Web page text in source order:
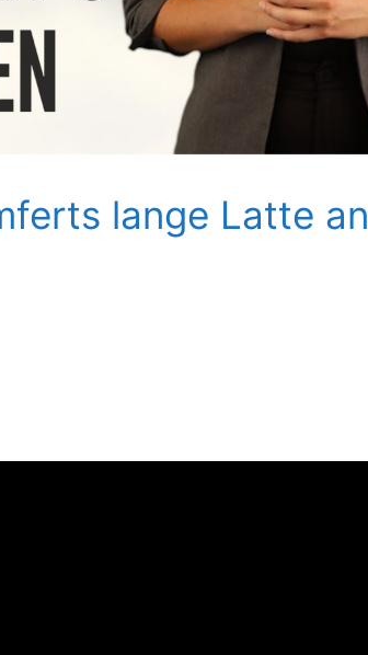
lange Latte an